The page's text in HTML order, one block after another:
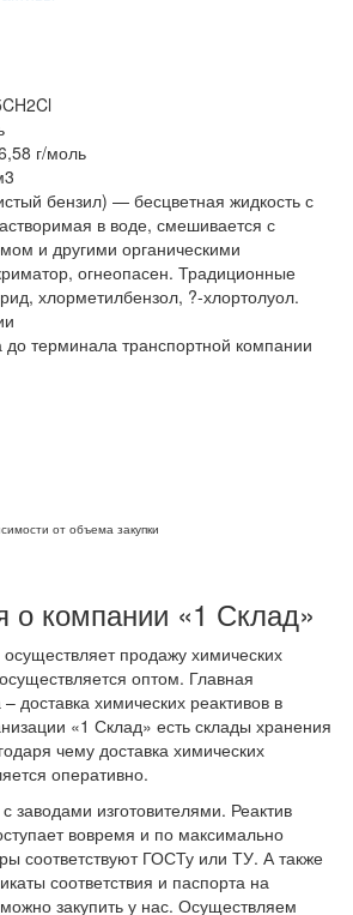
г/моль
бензил) — бесцветная жидкость с
в воде, смешивается с
и другими органическими
огнеопасен. Традиционные
хлорметилбензол, ?-хлортолуол.
до терминала транспортной компании
от объема закупки
компании «1 Склад»
продажу химических
оптом. Главная
доставка химических реактивов в
«1 Склад» есть склады хранения
чему доставка химических
оперативно.
заводами изготовителями. Реактив
вовремя и по максимально
соответствуют ГОСТу или ТУ. А также
соответствия и паспорта на
закупить у нас. Осуществляем